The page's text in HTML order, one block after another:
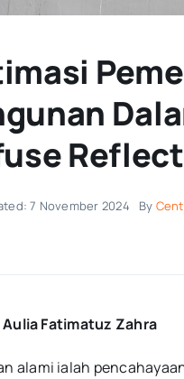
7 November 2024 By
Fatimatuz Zahra
alami ialah